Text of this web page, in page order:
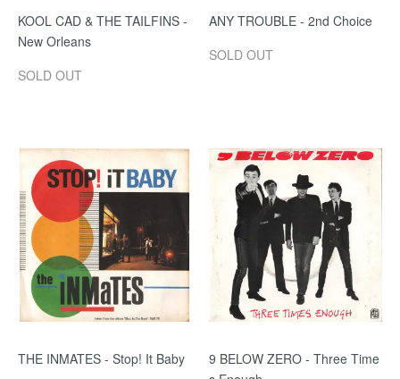
KOOL CAD & THE TAILFINS -
New Orleans
SOLD OUT
ANY TROUBLE - 2nd Choice
SOLD OUT
THE INMATES - Stop! It Baby
9 BELOW ZERO - Three Time